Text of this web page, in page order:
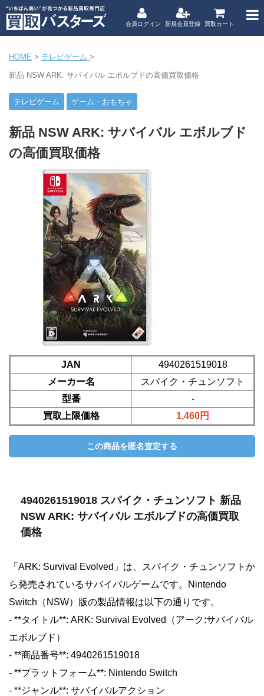
会員ログイン 新規会員登録 買取カート
HOME > テレビゲーム >
新品 NSW ARK: サバイバル エボルブドの高価買取価格
テレビゲーム ゲーム・おもちゃ
新品 NSW ARK: サバイバル エボルブド
の高価買取価格
JAN
4940261519018
メーカー名
スパイク・チュンソフト
型番
-
買取上限価格
1,460円
4940261519018 スパイク・チュンソフト 新品
NSW ARK: サバイバル エボルブドの高価買取
価格
「ARK: Survival Evolved」は、スパイク・チュンソフトか
ら発売されているサバイバルゲームです。Nintendo
Switch（NSW）版の製品情報は以下の通りです。
- **タイトル**: ARK: Survival Evolved（アーク:サバイバル
エボルブド）
- **商品番号**: 4940261519018
- **プラットフォーム**: Nintendo Switch
- **ジャンル**: サバイバルアクション